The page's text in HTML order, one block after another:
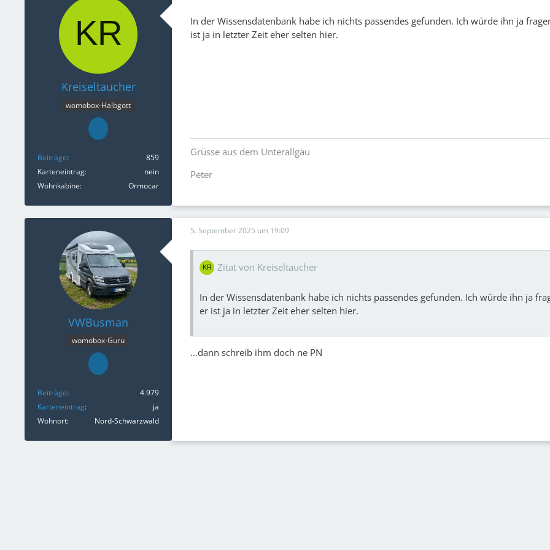
Kreiseltaucher
womobox-Halbgott
Beiträge
859
Karteneintrag
nein
Wohnkabine
Ormocar
In der Wissensdatenbank habe ich nichts passendes gefunden. Ich würde ihn ja
ist ja in letzter Zeit eher selten hier.
Grüsse aus dem Unterallgäu
Peter
VWBusman
womobox-Guru
Beiträge
4.979
Karteneintrag
ja
Wohnort
Nord-Schwarzwald
5. September 2025 um 19:09
Zitat von Kreiseltaucher
In der Wissensdatenbank habe ich nichts passendes gefunden. Ich würde ihn ja
er ist ja in letzter Zeit eher selten hier.
...dann schreib ihm doch ne PN